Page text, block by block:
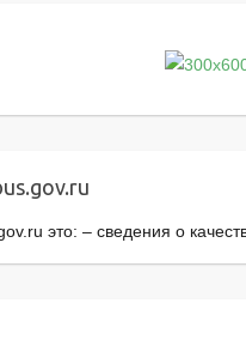
это: – cведения о